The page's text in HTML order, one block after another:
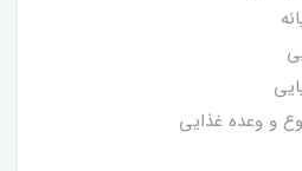
و وعده غذایی